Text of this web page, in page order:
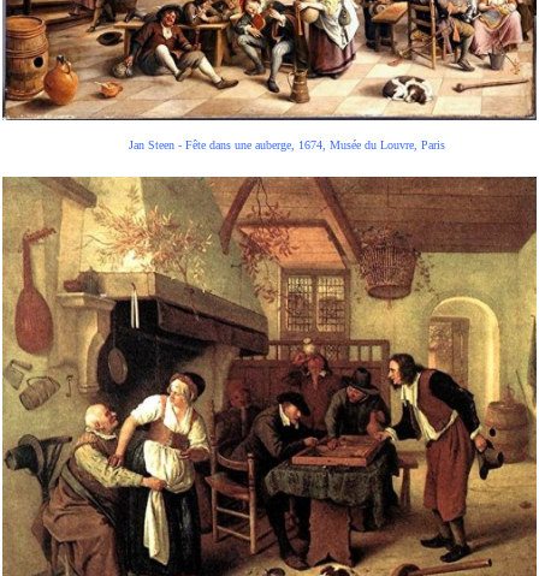
Jan Steen - Fête dans une auberge, 1674, Musée du Louvre, Paris